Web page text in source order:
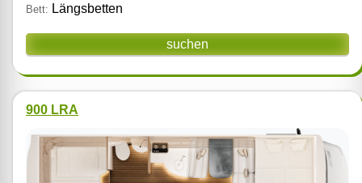
Bett: Längsbetten
suchen
900 LRA